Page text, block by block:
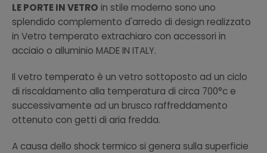
LE PORTE IN VETRO in stile moderno sono uno
splendido complemento d'arredo di design realizzato
in Vetro temperato extrachiaro con accessori in
acciaio o alluminio MADE IN ITALY.
Il vetro temperato è un vetro sottoposto ad un ciclo
di riscaldamento alla temperatura di circa 700°c e
successivamente ad un brusco raffreddamento
ottenuto con getti di aria fredda.
A causa dello shock termico si genera sulla superficie